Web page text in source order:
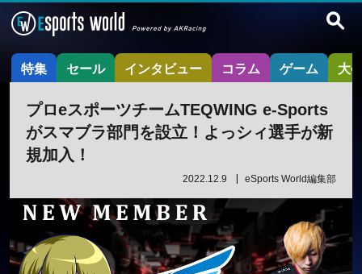
特集 セール インタビュー コラム ゲーム 大
プロeスポーツチームTEQWING e-Sports
がスマブラ部門を設立！よっシィ選手が新
規加入！
2022.12.9 eSports World編集部